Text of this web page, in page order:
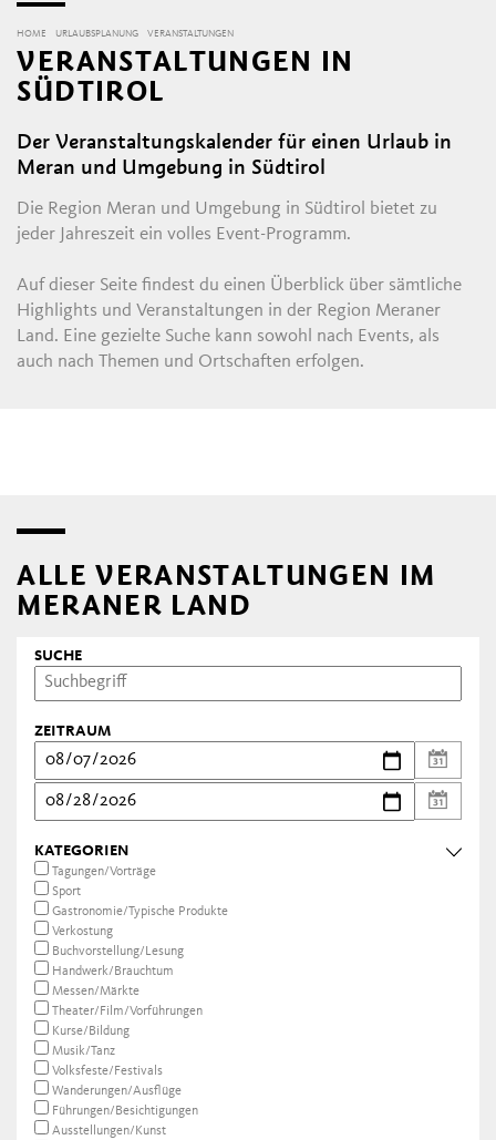
HOME URLAUBSPLANUNG VERANSTALTUNGEN
VERANSTALTUNGEN IN
SÜDTIROL
Der Veranstaltungskalender für einen Urlaub in
Meran und Umgebung in Südtirol
Die Region Meran und Umgebung in Südtirol bietet zu
jeder Jahreszeit ein volles Event-Programm.
Auf dieser Seite findest du einen Überblick über sämtliche
Highlights und Veranstaltungen in der Region Meraner
Land. Eine gezielte Suche kann sowohl nach Events, als
auch nach Themen und Ortschaften erfolgen.
ALLE VERANSTALTUNGEN IM
MERANER LAND
SUCHE
ZEITRAUM
KATEGORIEN
Tagungen/Vorträge
Sport
Gastronomie/Typische Produkte
Verkostung
Buchvorstellung/Lesung
Handwerk/Brauchtum
Messen/Märkte
Theater/Film/Vorführungen
Kurse/Bildung
Musik/Tanz
Volksfeste/Festivals
Wanderungen/Ausflüge
Führungen/Besichtigungen
Ausstellungen/Kunst